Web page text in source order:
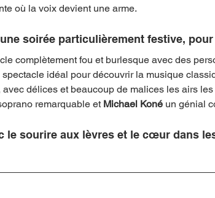
où la voix devient une arme.
soirée particulièrement festive,
complètement fou et burlesque avec des
spectacle idéal pour découvrir la musique
avec délices et beaucoup de malices les airs
remarquable et Michael Koné un génial
le sourire aux lèvres et le cœur dans